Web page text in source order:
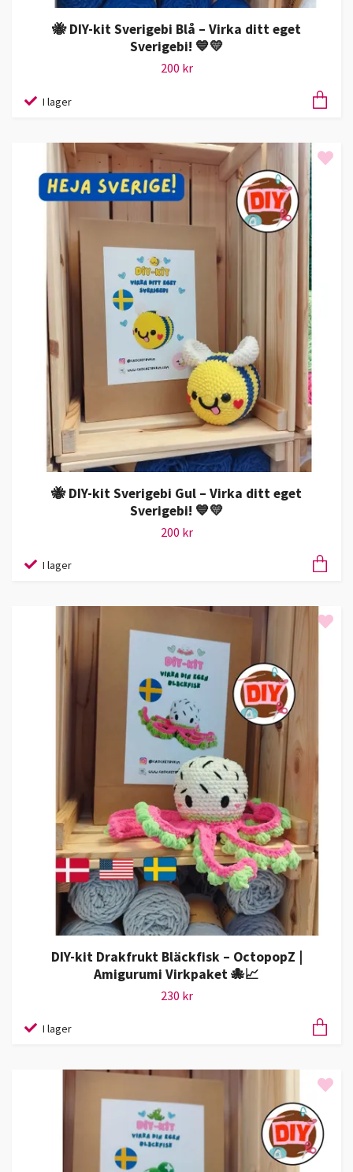
🐝 DIY-kit Sverigebi Blå – Virka ditt eget
Sverigebi! 💙💛
200 kr
I lager
🐝 DIY-kit Sverigebi Gul – Virka ditt eget
Sverigebi! 💙💛
200 kr
I lager
DIY-kit Drakfrukt Bläckfisk – OctopopZ |
Amigurumi Virkpaket 🐙📈
230 kr
I lager